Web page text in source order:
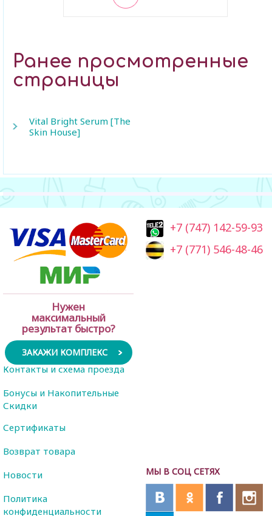
Ранее просмотренные
страницы
Vital Bright Serum [The
Skin House]
Нужен
максимальный
результат быстро?
ЗАКАЖИ КОМПЛЕКС
+7 (747) 142-59-93
+7 (771) 546-48-46
МЫ В СОЦ СЕТЯХ
Контакты и схема проезда
Бонусы и Накопительные
Скидки
Сертификаты
Возврат товара
Новости
Политика
конфиденциальности